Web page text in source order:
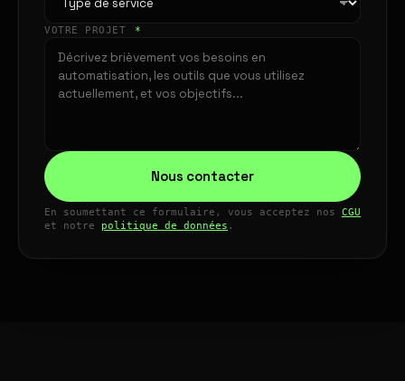
VOTRE PROJET *
Nous contacter
En soumettant ce formulaire, vous acceptez nos CGU
et notre politique de données .